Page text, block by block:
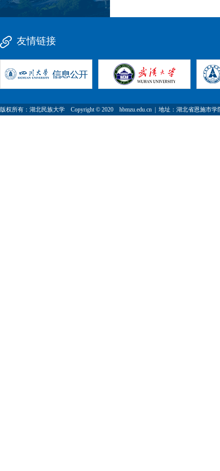
友情链接
版权所有：湖北民族大学 Copyright © 2020 hbmzu.edu.cn | 地址：湖北省恩施